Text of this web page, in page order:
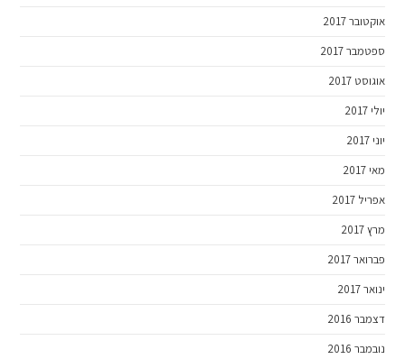
אוקטובר 2017
ספטמבר 2017
אוגוסט 2017
יולי 2017
יוני 2017
מאי 2017
אפריל 2017
מרץ 2017
פברואר 2017
ינואר 2017
דצמבר 2016
נובמבר 2016